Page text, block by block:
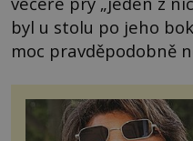
byl u stolu po jeho
moc pravděpodobně